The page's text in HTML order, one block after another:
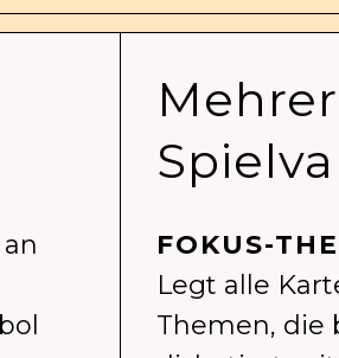
FOKUS-
Legt alle
Themen, die